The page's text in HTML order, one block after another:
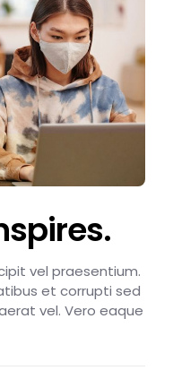
vel praesentium.
et corrupti sed
vel. Vero eaque